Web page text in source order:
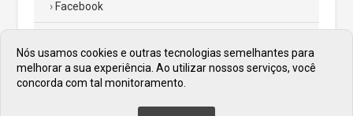
Facebook
Twitter
Nós usamos cookies e outras tecnologias semelhantes para
melhorar a sua experiência. Ao utilizar nossos serviços, você
concorda com tal monitoramento.